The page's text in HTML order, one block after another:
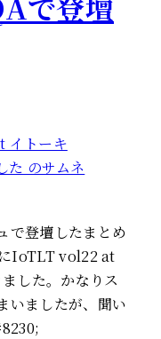
で登壇したまとめ
IoTLT vol22 at
した。かなりス
いましたが、聞い